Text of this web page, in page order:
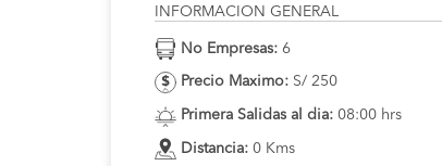
INFORMACION GENERAL
No Empresas: 6
Precio Maximo: S/ 250
Primera Salidas al dia: 08:00 hrs
Distancia: 0 Kms